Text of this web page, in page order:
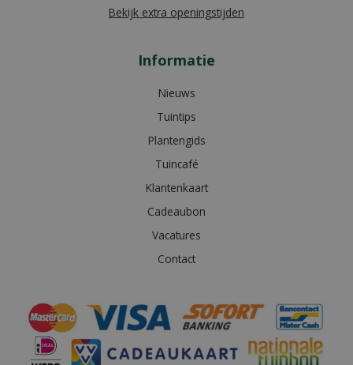
Bekijk extra openingstijden
Informatie
Nieuws
Tuintips
Plantengids
Tuincafé
Klantenkaart
Cadeaubon
Vacatures
Contact